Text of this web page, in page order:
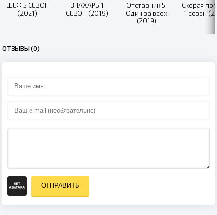
ШЕФ 5 СЕЗОН
(2021)
ЗНАХАРЬ 1
СЕЗОН (2019)
Отставник 5:
Один за всех
(2019)
Скорая
1 сезон
ОТЗЫВЫ (0)
ОТПРАВИТЬ